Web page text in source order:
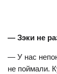
— Зэки не
— У нас
не поймали.